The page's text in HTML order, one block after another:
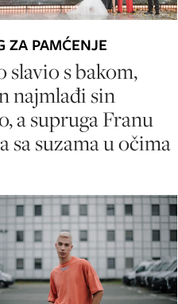
ZA PAMĆENJE
slavio s bakom,
najmlađi sin
a supruga Franu
sa suzama u očima